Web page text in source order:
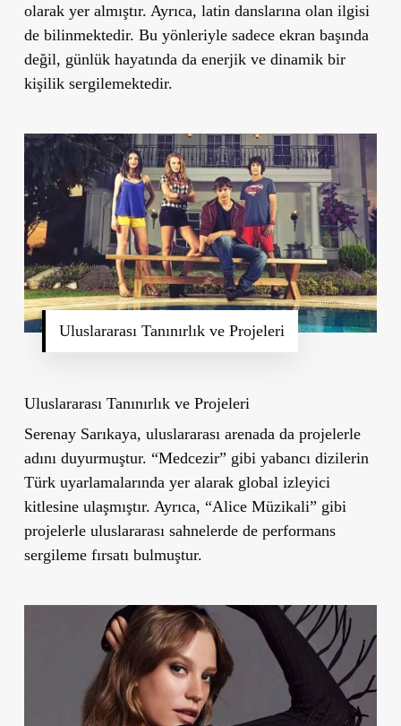
olarak yer almıştır. Ayrıca, latin danslarına olan ilgisi
de bilinmektedir. Bu yönleriyle sadece ekran başında
değil, günlük hayatında da enerjik ve dinamik bir
kişilik sergilemektedir.
Uluslararası Tanınırlık ve Projeleri
Uluslararası Tanınırlık ve Projeleri
Serenay Sarıkaya, uluslararası arenada da projelerle
adını duyurmuştur. “Medcezir” gibi yabancı dizilerin
Türk uyarlamalarında yer alarak global izleyici
kitlesine ulaşmıştır. Ayrıca, “Alice Müzikali” gibi
projelerle uluslararası sahnelerde de performans
sergileme fırsatı bulmuştur.